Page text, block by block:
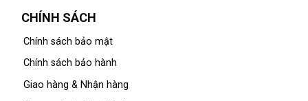
CHÍNH SÁCH
Chính sách bảo mật
Chính sách bảo hành
Giao hàng & Nhận hàng